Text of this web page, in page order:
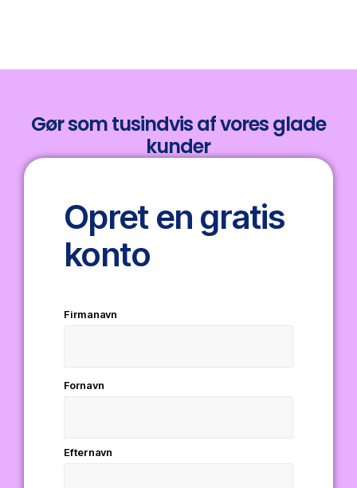
Gør som tusindvis af vores glade
kunder
Opret en gratis
konto
Firmanavn
Fornavn
Efternavn